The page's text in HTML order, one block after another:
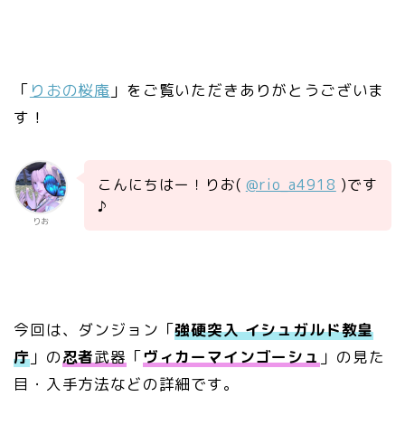
「 りおの桜庵 」をご覧いただきありがとうございま
す！
りお
こんにちはー！りお( @rio_a4918 )です
♪
今回は、ダンジョン「強硬突入 イシュガルド教皇
庁」の忍者武器 「ヴィカーマインゴーシュ 」の見た
目・入手方法などの詳細です。